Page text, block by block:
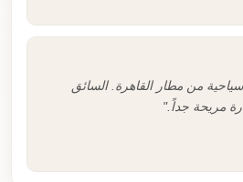
من مطار القاهرة. السائق
مريحة جداً."